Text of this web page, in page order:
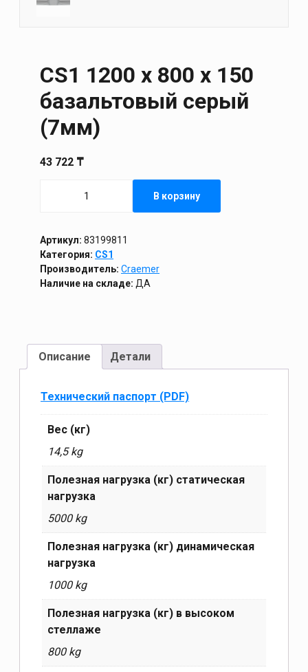
CS1 1200 х 800 х 150
базальтовый серый
(7мм)
43 722 ₸
х
800
х
150
базальтовый
В корзину
Артикул: 83199811
Категория: CS1
Производитель: Craemer
Наличие на складе: ДА
Описание Детали
Технический паспорт (PDF)
Вес (кг)
14,5 kg
Полезная нагрузка (кг) статическая
нагрузка
5000 kg
Полезная нагрузка (кг) динамическая
нагрузка
1000 kg
Полезная нагрузка (кг) в высоком
стеллаже
800 kg